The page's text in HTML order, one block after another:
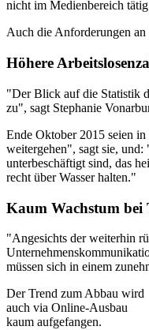
nicht im Medienbereich
Auch die Anforderungen an
Höhere
"Der Blick auf die Statistik
zu", sagt Stephanie
Ende Oktober 2015 seien in
weitergehen", sagt sie, und:
unterbeschäftigt sind, das
recht über Wasser halten."
Kaum Wachstum bei
"Angesichts der weiterhin
müssen sich in einem
Der Trend zum Abbau wird
auch via Online-Ausbau
kaum aufgefangen.